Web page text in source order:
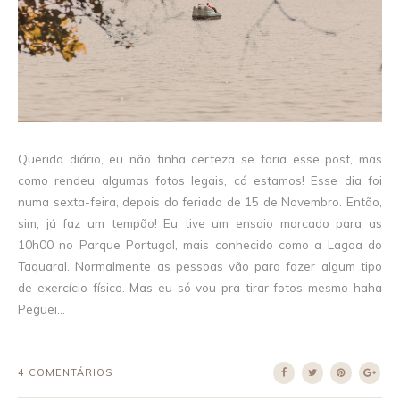
Querido diário, eu não tinha certeza se faria esse post, mas
como rendeu algumas fotos legais, cá estamos! Esse dia foi
numa sexta-feira, depois do feriado de 15 de Novembro. Então,
sim, já faz um tempão! Eu tive um ensaio marcado para as
10h00 no Parque Portugal, mais conhecido como a Lagoa do
Taquaral. Normalmente as pessoas vão para fazer algum tipo
de exercício físico. Mas eu só vou pra tirar fotos mesmo haha
Peguei...
4 COMENTÁRIOS